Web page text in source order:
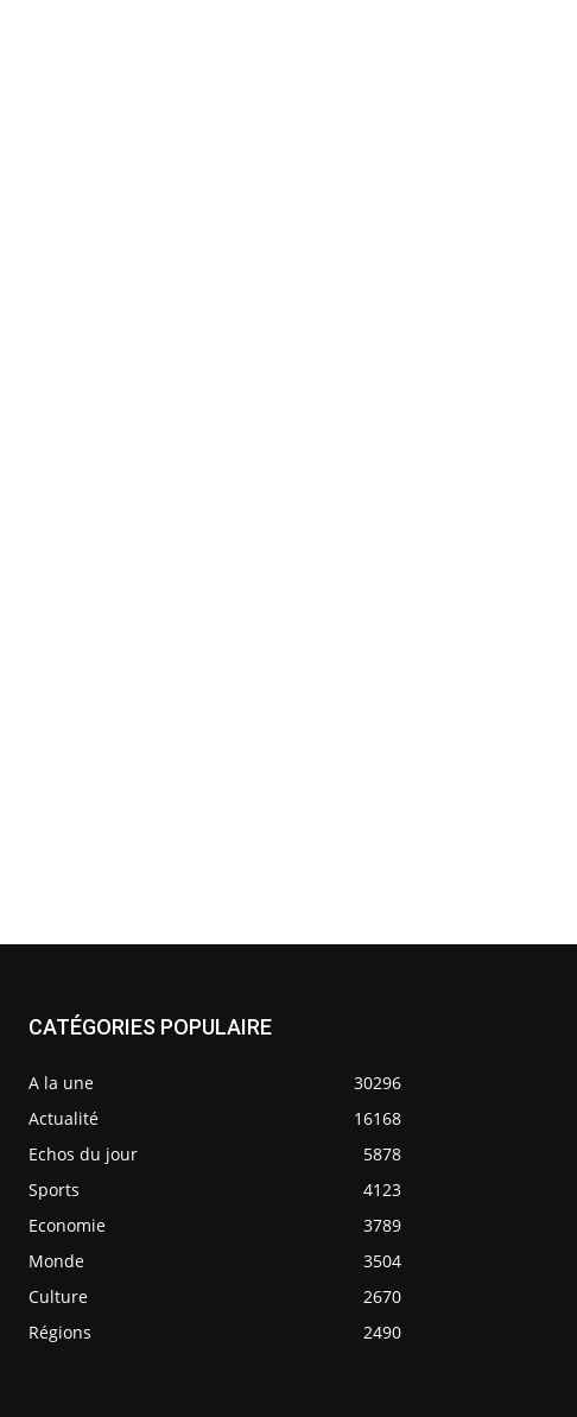
CATÉGORIES POPULAIRE
A la une
30296
Actualité
16168
Echos du jour
5878
Sports
4123
Economie
3789
Monde
3504
Culture
2670
Régions
2490